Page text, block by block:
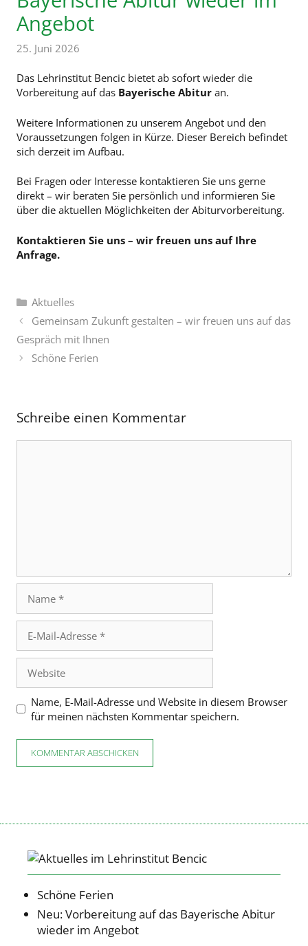
Angebot
25. Juni 2026
Das Lehrinstitut Bencic bietet ab sofort wieder die
Vorbereitung auf das Bayerische Abitur an.
Weitere Informationen zu unserem Angebot und den
Voraussetzungen folgen in Kürze. Dieser Bereich befindet
sich derzeit im Aufbau.
Bei Fragen oder Interesse kontaktieren Sie uns gerne
direkt – wir beraten Sie persönlich und informieren Sie
über die aktuellen Möglichkeiten der Abiturvorbereitung.
Kontaktieren Sie uns – wir freuen uns auf Ihre
Anfrage.
Kategorien
Aktuelles
Gemeinsam Zukunft gestalten – wir freuen uns auf das
Gespräch mit Ihnen
Schöne Ferien
Schreibe einen Kommentar
Mail-
Adresse
Name, E-Mail-Adresse und Website in diesem Browser
für meinen nächsten Kommentar speichern.
Schöne Ferien
Neu: Vorbereitung auf das Bayerische Abitur
wieder im Angebot